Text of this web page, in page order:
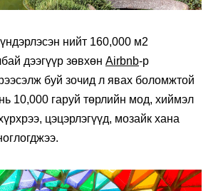
нийт 160,000 м2
дээгүүр зөвхөн Airbnb-р
буй зочид л явах боломжтой
10,000 гаруй төрлийн мод, хиймэл
цэцэрлэгүүд, мозайк хана